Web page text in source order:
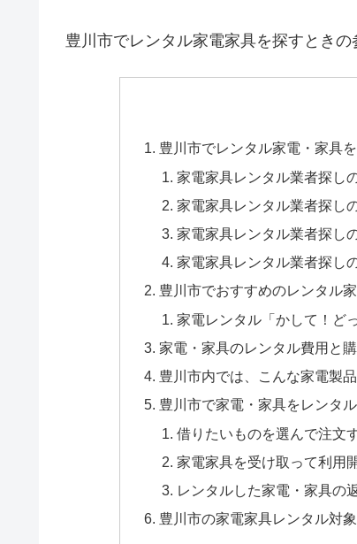
豊川市でレンタル家電家具を探すときの
豊川市でレンタル家電・家具
家電家具レンタル業者探し
家電家具レンタル業者探し
家電家具レンタル業者探し
家電家具レンタル業者探し
豊川市でおすすめのレンタル
家電レンタル「かして！ど
家電・家具のレンタル費用と
豊川市内では、こんな家電製
豊川市で家電・家具をレンタ
借りたいものを選んで注文
家電家具を受け取って利用
レンタルした家電・家具の
豊川市の家電家具レンタル対